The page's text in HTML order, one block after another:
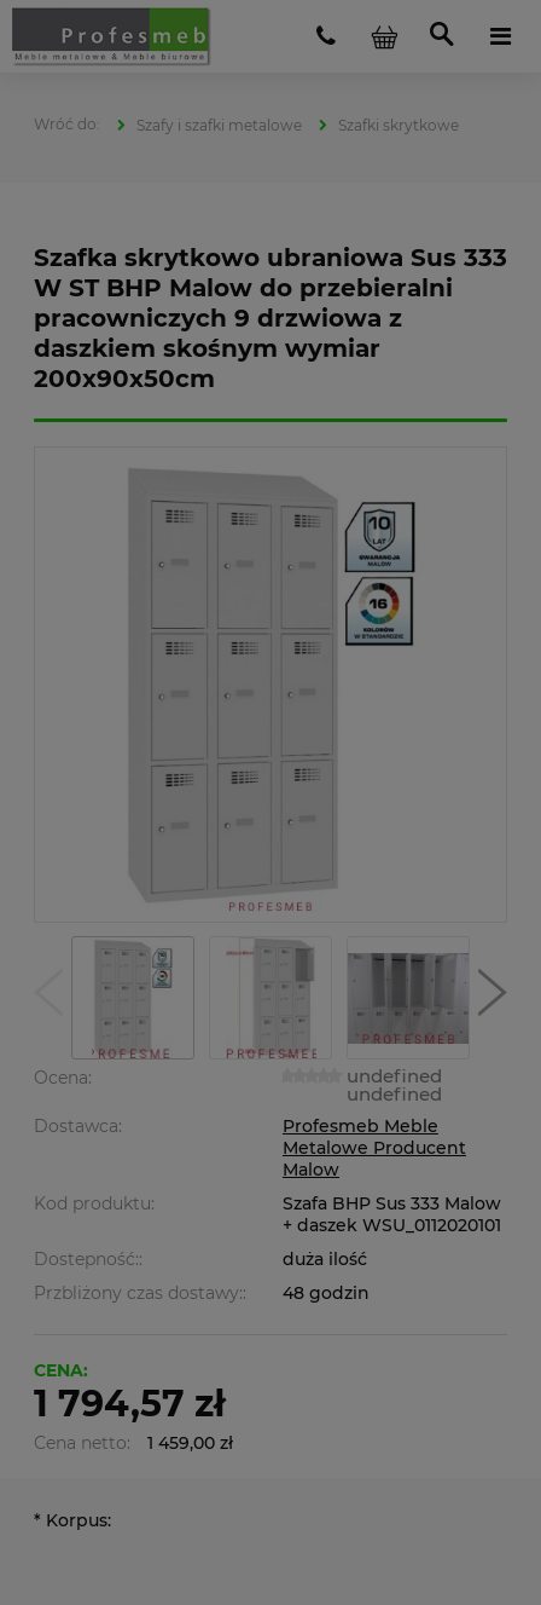
Szafy i szafki metalowe Szafki skrytkowe
Szafka skrytkowo ubraniowa Sus 333
W ST BHP Malow do przebieralni
pracowniczych 9 drzwiowa z
daszkiem skośnym wymiar
200x90x50cm
Ocena: undefined
undefined
Dostawca:
Profesmeb Meble
Metalowe Producent
Malow
Kod produktu:
Szafa BHP Sus 333 Malow
+ daszek WSU_0112020101
Dostepność::
duża ilość
Przbliżony czas dostawy::
48 godzin
CENA:
1 794,57 zł
Cena netto: 1 459,00 zł
* Korpus: